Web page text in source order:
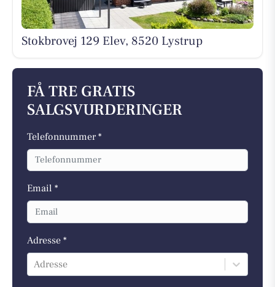
Stokbrovej 129 Elev, 8520 Lystrup
FÅ TRE GRATIS
SALGSVURDERINGER
Telefonnummer *
Email *
Adresse *
Adresse